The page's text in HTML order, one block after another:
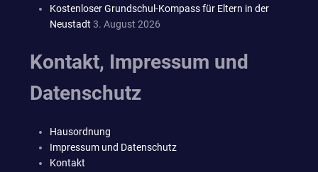
Kostenloser Grundschul-Kompass für Eltern in der
Neustadt 3. August 2026
Kontakt, Impressum und
Datenschutz
Hausordnung
Impressum und Datenschutz
Kontakt